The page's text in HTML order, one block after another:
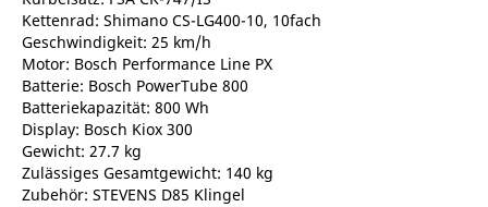
Kettenrad: Shimano CS-LG400-10, 10fach
Geschwindigkeit: 25 km/h
Motor: Bosch Performance Line PX
Batterie: Bosch PowerTube 800
Batteriekapazität: 800 Wh
Display: Bosch Kiox 300
Gewicht: 27.7 kg
Zulässiges Gesamtgewicht: 140 kg
Zubehör: STEVENS D85 Klingel